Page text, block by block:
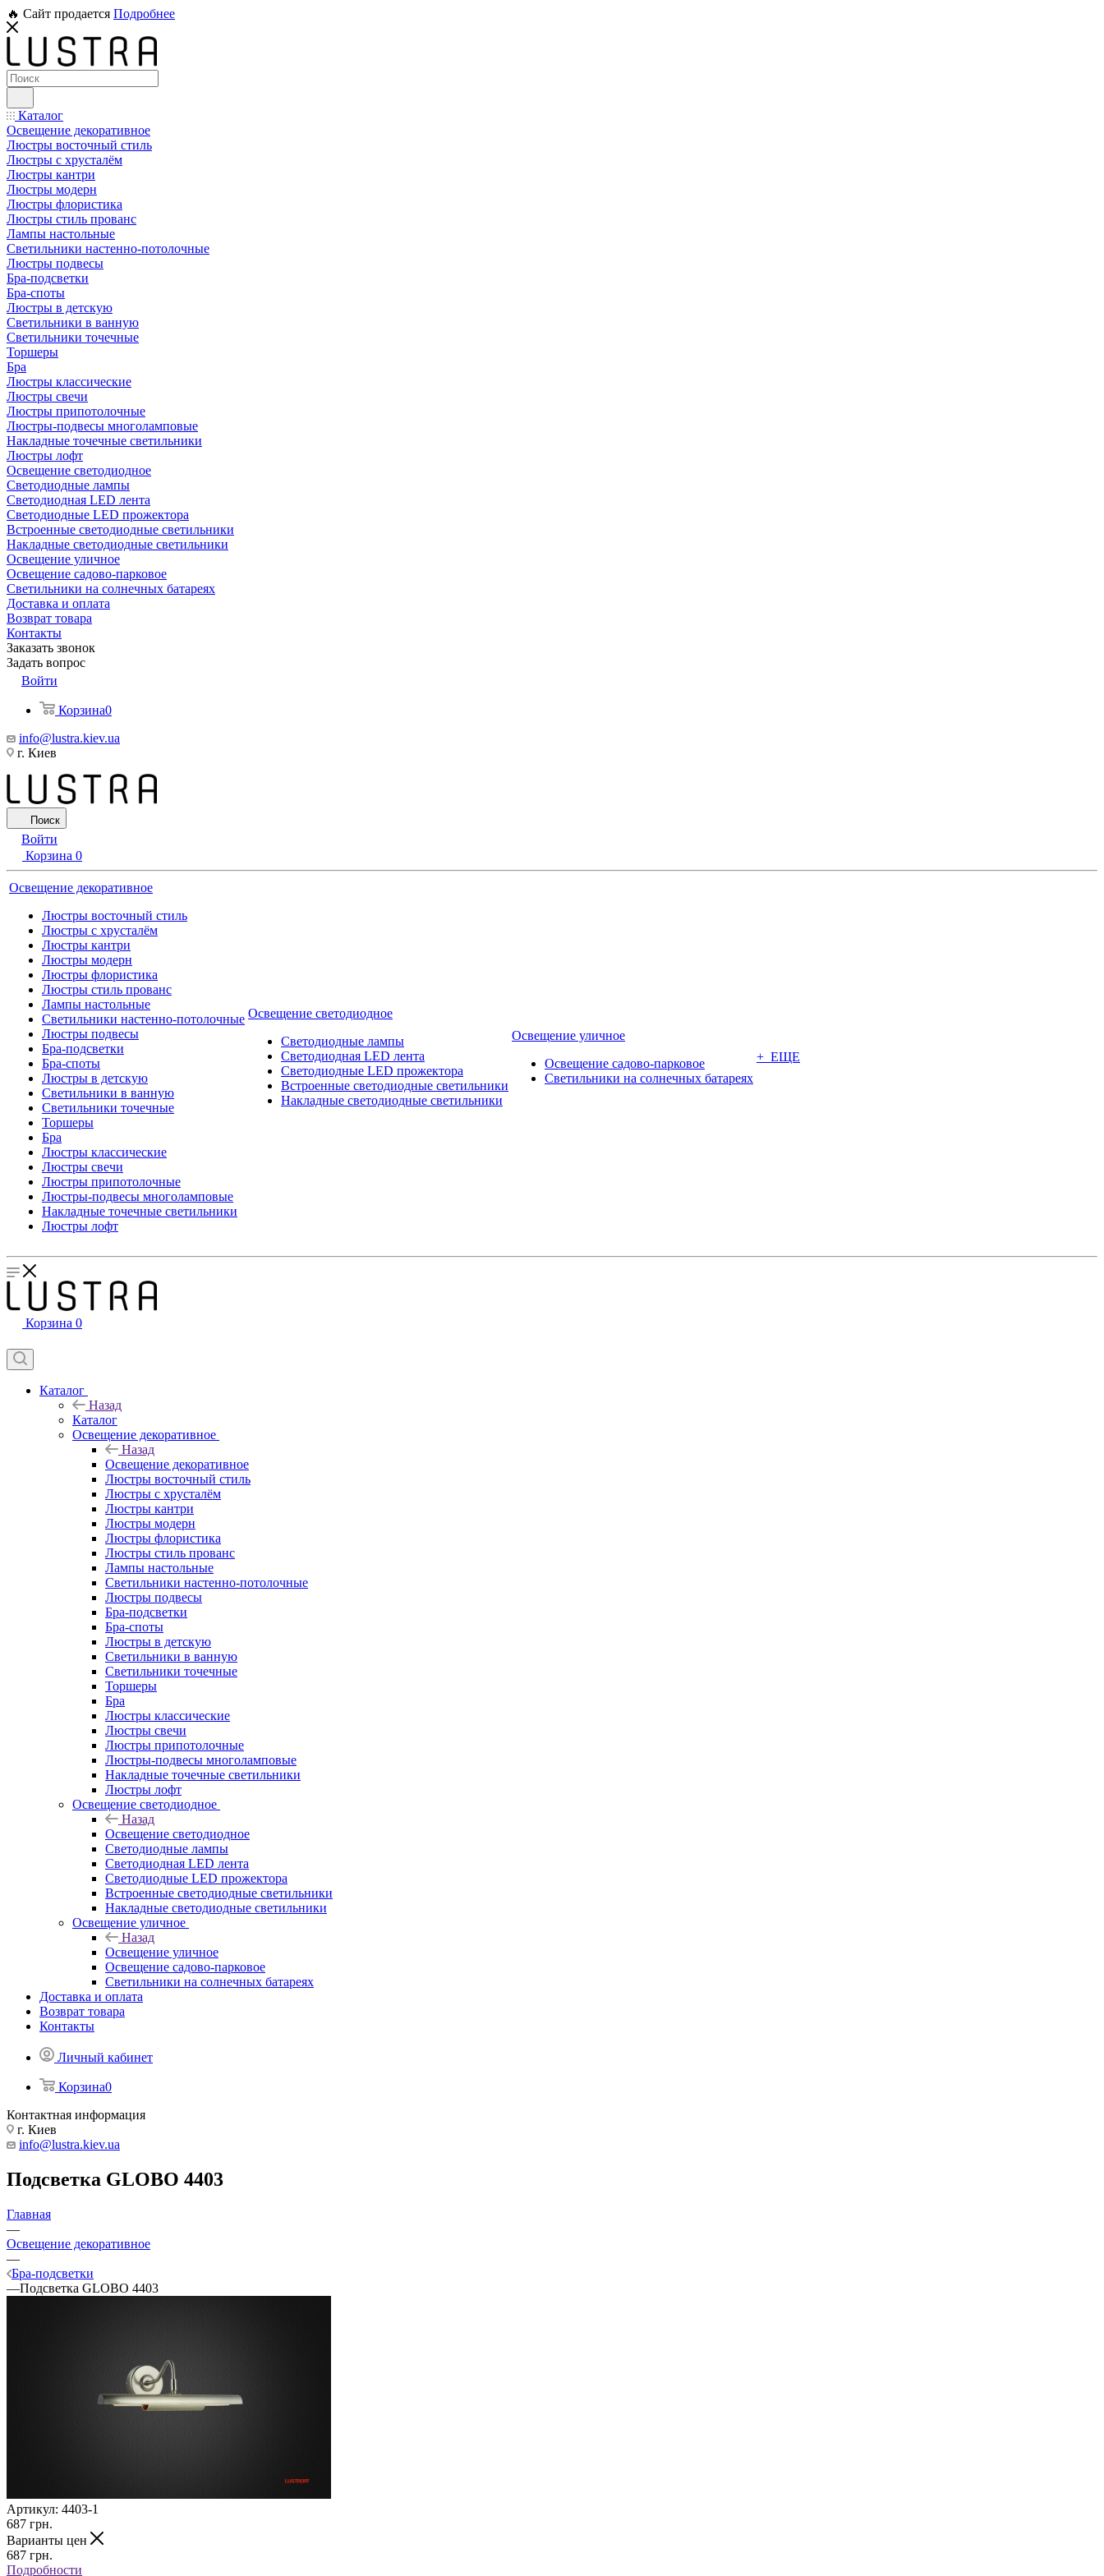
🔥 Сайт продается Подробнее
Каталог
Освещение декоративное
Люстры восточный стиль
Люстры с хрусталём
Люстры кантри
Люстры модерн
Люстры флористика
Люстры стиль прованс
Лампы настольные
Светильники настенно-потолочные
Люстры подвесы
Бра-подсветки
Бра-споты
Люстры в детскую
Светильники в ванную
Светильники точечные
Торшеры
Бра
Люстры классические
Люстры свечи
Люстры припотолочные
Люстры-подвесы многоламповые
Накладные точечные светильники
Люстры лофт
Освещение светодиодное
Светодиодные лампы
Светодиодная LED лента
Светодиодные LED прожектора
Встроенные светодиодные светильники
Накладные светодиодные светильники
Освещение уличное
Освещение садово-парковое
Светильники на солнечных батареях
Доставка и оплата
Возврат товара
Контакты
Заказать звонок
Задать вопрос
Войти
Корзина0
info@lustra.kiev.ua
г. Киев
Поиск
Войти
Корзина 0
Освещение декоративное
Люстры восточный стиль
Люстры с хрусталём
Люстры кантри
Люстры модерн
Люстры флористика
Люстры стиль прованс
Лампы настольные
Светильники настенно-потолочные
Люстры подвесы
Бра-подсветки
Бра-споты
Люстры в детскую
Светильники в ванную
Светильники точечные
Торшеры
Бра
Люстры классические
Люстры свечи
Люстры припотолочные
Люстры-подвесы многоламповые
Накладные точечные светильники
Люстры лофт
Освещение светодиодное
Светодиодные лампы
Светодиодная LED лента
Светодиодные LED прожектора
Встроенные светодиодные светильники
Накладные светодиодные светильники
Освещение уличное
Освещение садово-парковое
Светильники на солнечных батареях
+ ЕЩЕ
Корзина 0
Каталог
Назад
Каталог
Освещение декоративное
Назад
Освещение декоративное
Люстры восточный стиль
Люстры с хрусталём
Люстры кантри
Люстры модерн
Люстры флористика
Люстры стиль прованс
Лампы настольные
Светильники настенно-потолочные
Люстры подвесы
Бра-подсветки
Бра-споты
Люстры в детскую
Светильники в ванную
Светильники точечные
Торшеры
Бра
Люстры классические
Люстры свечи
Люстры припотолочные
Люстры-подвесы многоламповые
Накладные точечные светильники
Люстры лофт
Освещение светодиодное
Назад
Освещение светодиодное
Светодиодные лампы
Светодиодная LED лента
Светодиодные LED прожектора
Встроенные светодиодные светильники
Накладные светодиодные светильники
Освещение уличное
Назад
Освещение уличное
Освещение садово-парковое
Светильники на солнечных батареях
Доставка и оплата
Возврат товара
Контакты
Личный кабинет
Корзина0
Контактная информация
г. Киев
info@lustra.kiev.ua
Подсветка GLOBO 4403
Главная
—
Освещение декоративное
—
Бра-подсветки
—Подсветка GLOBO 4403
Артикул: 4403-1
687 грн.
Варианты цен
687 грн.
Подробности